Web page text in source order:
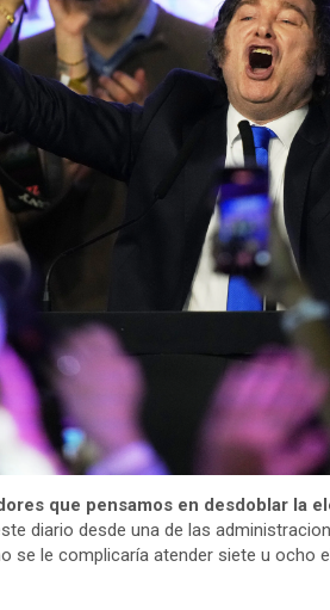
que pensamos en desdoblar la
diario desde una de las
se le complicaría atender siete u ocho